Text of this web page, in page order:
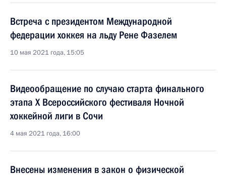
Встреча с президентом Международной
федерации хоккея на льду Рене Фазелем
10 мая 2021 года, 15:05
Видеообращение по случаю старта финального
этапа Х Всероссийского фестиваля Ночной
хоккейной лиги в Сочи
4 мая 2021 года, 16:00
Внесены изменения в закон о физической